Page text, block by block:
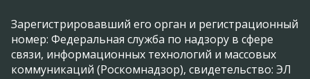
Зарегистрировавший его орган и регистрационный
номер: Федеральная служба по надзору в сфере
связи, информационных технологий и массовых
коммуникаций (Роскомнадзор), свидетельство: ЭЛ